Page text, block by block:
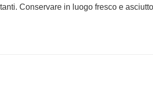
Conservare in luogo fresco e